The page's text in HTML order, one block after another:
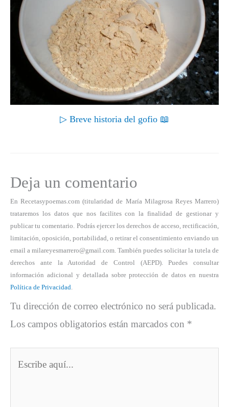
▷ Breve historia del gofio 📖
Deja un comentario
En Recetasypoemas.com (titularidad de María Milagrosa Reyes Marrero)
trataremos los datos que nos facilites con la finalidad de gestionar y
publicar tu comentario. Podrás ejercer los derechos de acceso, rectificación,
limitación, oposición, portabilidad, o retirar el consentimiento enviando un
email a milareyesmarrero@gmail.com. También puedes solicitar la tutela de
derechos ante la Autoridad de Control (AEPD). Puedes consultar
información adicional y detallada sobre protección de datos en nuestra
Política de Privacidad.
Tu dirección de correo electrónico no será publicada.
Los campos obligatorios están marcados con *